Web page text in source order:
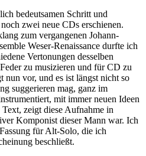
bedeutsamen Schritt und
zwei neue CDs erschienen.
zum vergangenen Johann-
Weser-Renaissance durfte ich
Vertonungen desselben
zu musizieren und für CD zu
nun vor, und es ist längst nicht so
suggerieren mag, ganz im
mit immer neuen Ideen
zeigt diese Aufnahme in
Komponist dieser Mann war. Ich
für Alt-Solo, die ich
beschließt.